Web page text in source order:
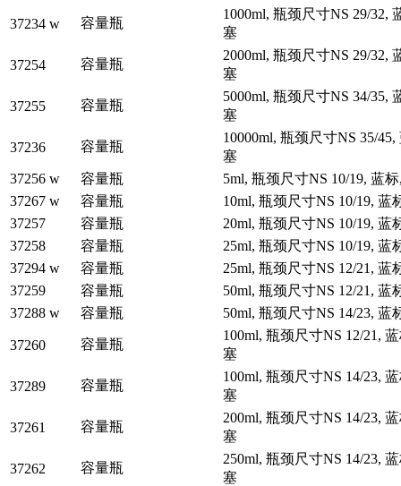
37234 w 容量瓶
1000ml, 瓶颈尺寸NS 29/32,
塞
37254 容量瓶
2000ml, 瓶颈尺寸NS 29/32,
塞
37255 容量瓶
5000ml, 瓶颈尺寸NS 34/35,
塞
37236 容量瓶
10000ml, 瓶颈尺寸NS 35/
塞
37256 w
容量瓶
5ml, 瓶颈尺寸NS 10/19, 蓝
37267 w
容量瓶
10ml, 瓶颈尺寸NS 10/19,
37257
容量瓶
20ml, 瓶颈尺寸NS 10/19,
37258
容量瓶
25ml, 瓶颈尺寸NS 10/19,
37294 w
容量瓶
25ml, 瓶颈尺寸NS 12/21,
37259
容量瓶
50ml, 瓶颈尺寸NS 12/21,
37288 w
容量瓶 50ml, 瓶颈尺寸NS 14/23,
37260 容量瓶
100ml, 瓶颈尺寸NS 12/21,
塞
37289 容量瓶
100ml, 瓶颈尺寸NS 14/23,
塞
37261 容量瓶
200ml, 瓶颈尺寸NS 14/23,
塞
37262 容量瓶
250ml, 瓶颈尺寸NS 14/23,
塞